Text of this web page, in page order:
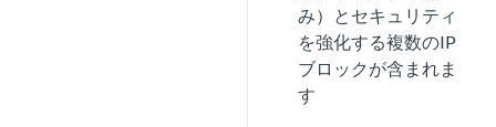
み）とセキュリティ
を強化する複数のIP
ブロックが含まれま
す